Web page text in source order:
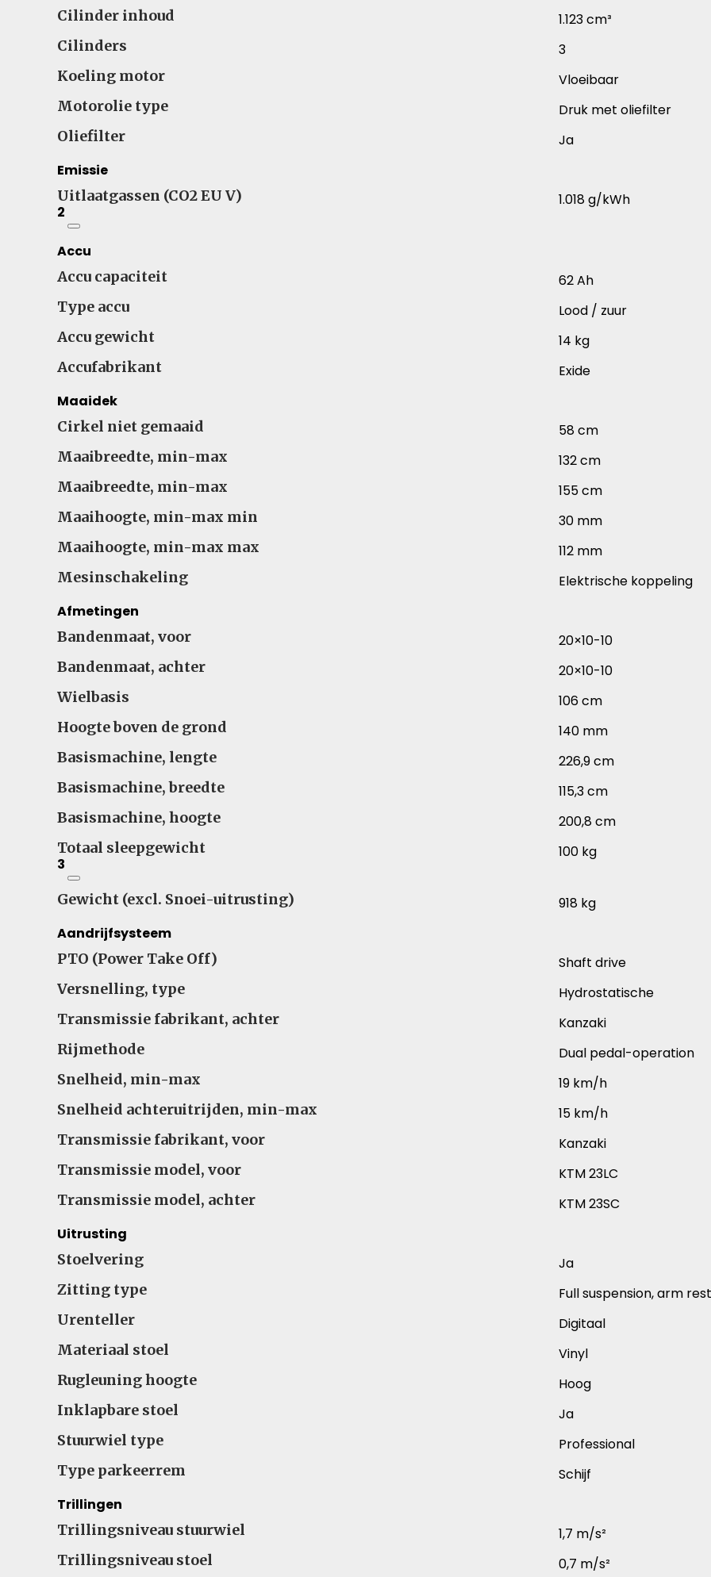
Cilinder inhoud
1.123 cm³
Cilinders
3
Koeling motor
Vloeibaar
Motorolie type
Druk met oliefilter
Oliefilter
Ja
Emissie
Uitlaatgassen (CO2 EU V)
2
1.018 g/kWh
Accu
Accu capaciteit
62 Ah
Type accu
Lood / zuur
Accu gewicht
14 kg
Accufabrikant
Exide
Maaidek
Cirkel niet gemaaid
58 cm
Maaibreedte, min-max
132 cm
Maaibreedte, min-max
155 cm
Maaihoogte, min-max min
30 mm
Maaihoogte, min-max max
112 mm
Mesinschakeling
Elektrische koppeling
Afmetingen
Bandenmaat, voor
20×10-10
Bandenmaat, achter
20×10-10
Wielbasis
106 cm
Hoogte boven de grond
140 mm
Basismachine, lengte
226,9 cm
Basismachine, breedte
115,3 cm
Basismachine, hoogte
200,8 cm
Totaal sleepgewicht
3
100 kg
Gewicht (excl. Snoei-uitrusting)
918 kg
Aandrijfsysteem
PTO (Power Take Off)
Shaft drive
Versnelling, type
Hydrostatische
Transmissie fabrikant, achter
Kanzaki
Rijmethode
Dual pedal-operation
Snelheid, min-max
19 km/h
Snelheid achteruitrijden, min-max
15 km/h
Transmissie fabrikant, voor
Kanzaki
Transmissie model, voor
KTM 23LC
Transmissie model, achter
KTM 23SC
Uitrusting
Stoelvering
Ja
Zitting type
Full suspension, arm
Urenteller
Digitaal
Materiaal stoel
Vinyl
Rugleuning hoogte
Hoog
Inklapbare stoel
Ja
Stuurwiel type
Professional
Type parkeerrem
Schijf
Trillingen
Trillingsniveau stuurwiel
1,7 m/s²
Trillingsniveau stoel
0,7 m/s²